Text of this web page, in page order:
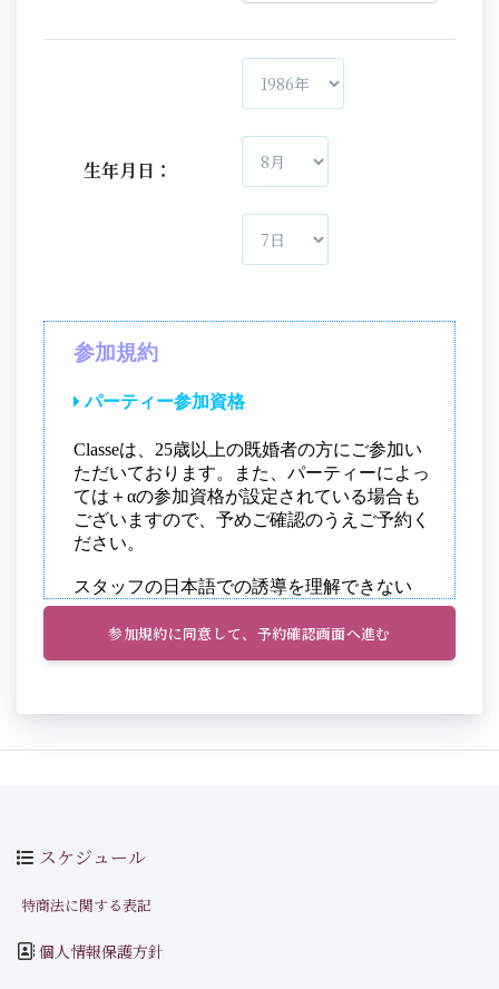
生年月日：
参加規約に同意して、予約確認画面へ進む
スケジュール
特商法に関する表記
個人情報保護方針